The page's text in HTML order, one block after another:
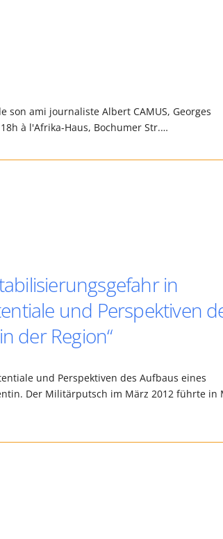
son ami journaliste Albert CAMUS, Georges
18h à l'Afrika-Haus, Bochumer Str.…
in
und Perspektiven
der Region“
und Perspektiven des Aufbaus eines
Der Militärputsch im März 2012 führte in